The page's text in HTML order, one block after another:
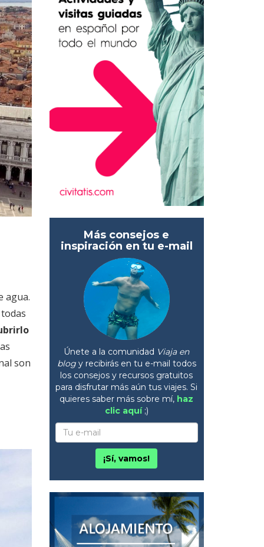
agua.
son
Más consejos e
inspiración en tu e-mail
Únete a la comunidad Viaja en
blogy recibirás en tu e-mail todos
los consejos y recursos gratuitos
para disfrutar más aún tus viajes. Si
quieres saber más sobre mí, haz
clic aquí;)
¡Sí, vamos!